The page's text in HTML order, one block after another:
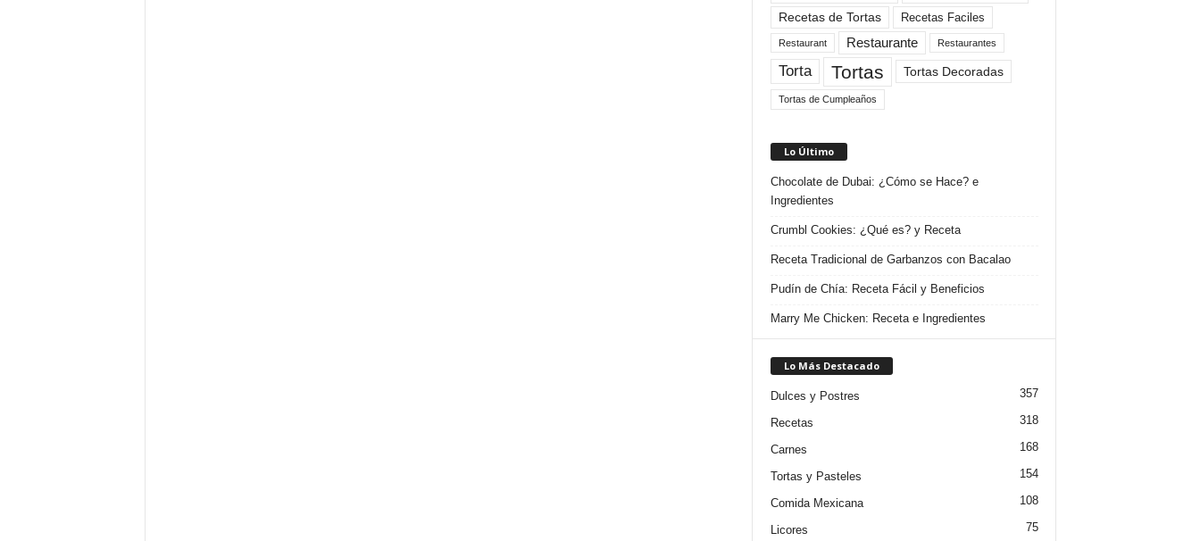
Recetas de Tortas
Recetas Faciles
Restaurant Restaurante Restaurantes
Torta Tortas Tortas Decoradas
Tortas de Cumpleaños
Lo Último
Chocolate de Dubai: ¿Cómo se Hace? e
Ingredientes
Crumbl Cookies: ¿Qué es? y Receta
Receta Tradicional de Garbanzos con Bacalao
Pudín de Chía: Receta Fácil y Beneficios
Marry Me Chicken: Receta e Ingredientes
Lo Más Destacado
Dulces y Postres 357
Recetas 318
Carnes 168
Tortas y Pasteles 154
Comida Mexicana 108
Licores 75